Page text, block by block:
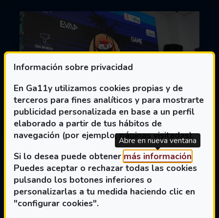
Información sobre privacidad
En Ga11y utilizamos cookies propias y de
terceros para fines analíticos y para mostrarte
publicidad personalizada en base a un perfil
elaborado a partir de tus hábitos de
navegación (por ejemplo, páginas visitadas).
Si lo desea puede obtener más información(Abre
.
Puedes aceptar o rechazar todas las cookies
pulsando los botones inferiores o
personalizarlas a tu medida haciendo clic en
"configurar cookies".
Abre en nueva ventana
Jóvenes con y sin
discapacidad diseñan el
futuro del videojuego
accesible en el
campamento GA11Y